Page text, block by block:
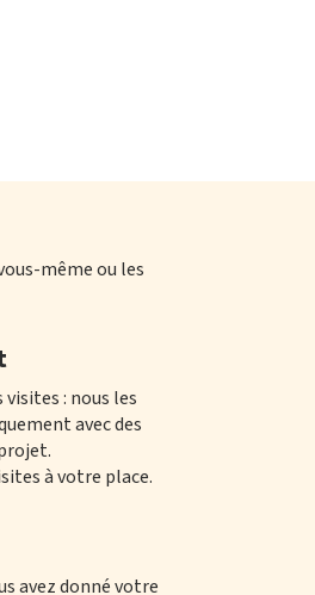
même ou les
: nous les
avec des
à votre place.
avez donné votre